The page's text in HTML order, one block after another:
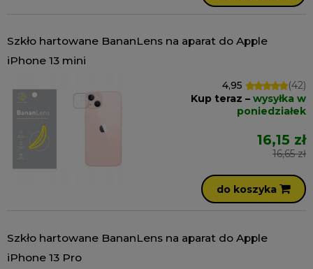
Szkło hartowane BananLens na aparat do Apple
iPhone 13 mini
4,95
(42)
Kup teraz – wysyłka w
poniedziałek
16,15 zł
16,65 zł
do koszyka
Szkło hartowane BananLens na aparat do Apple
iPhone 13 Pro